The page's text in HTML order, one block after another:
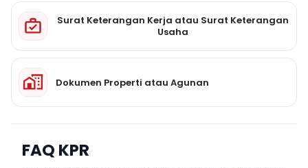
Surat Keterangan Kerja atau Surat Keterangan
Usaha
Dokumen Properti atau Agunan
FAQ KPR